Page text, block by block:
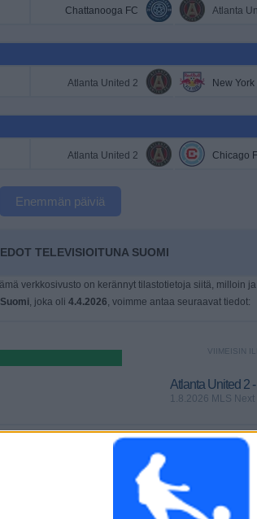
Chattanooga FC Atlanta
Atlanta United 2 New York
Atlanta United 2 Chicago
Enemmän päiviä
TELEVISIOITUNA SUOMI
verkkosivusto on kerännyt tilastotietoja siitä, milloin
Suomi, joka oli 4.4.2026, voimme antaa seuraavat tiedot:
VIIMEISIN
Atlanta United 2
1.8.2026 MLS Next
PELIT
0
PERÄKKÄISET